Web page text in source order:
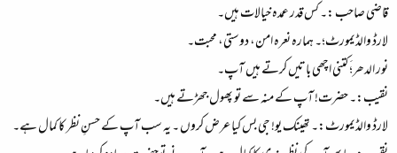
قاضی صاحب :۔ کس قدر عمدہ خیالات ہیں۔
لارڈ والڈیمورٹ؛۔ ہمارہ نعرہ امن، دوستی، محبت۔
نور الدھر؛َ کتنی اچھی باتیں کرتے ہیں آپ۔
نقیب:۔ حضرت! آپ کے منہ سے تو پھول جھڑتے ہیں۔
لارڈ والڈیمورٹ:۔ تھینک یو! جی بس کیا عرض کروں ۔ یہ سب آپ کے حسنِ نظر کا کمال ہے۔